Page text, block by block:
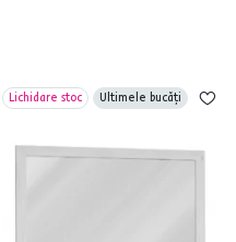
Lichidare stoc Ultimele bucăți